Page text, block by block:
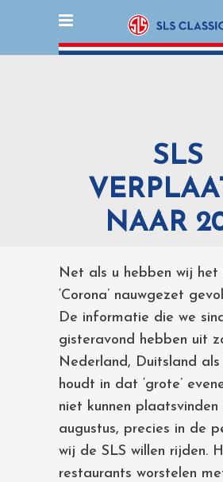
SLS
NAAR
Net als u hebben wij het
‘Corona’ nauwgezet
De informatie die we
gisteravond hebben uit
Nederland, Duitsland als
houdt in dat ‘grote’
niet kunnen
augustus, precies in de
wij de SLS willen rijden.
restaurants worstelen